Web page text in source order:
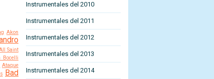
Akon
Saint
Bocelli
Ataque
Bad
Instrumentales del 2010
Instrumentales del 2011
Instrumentales del 2012
Instrumentales del 2013
Instrumentales del 2014